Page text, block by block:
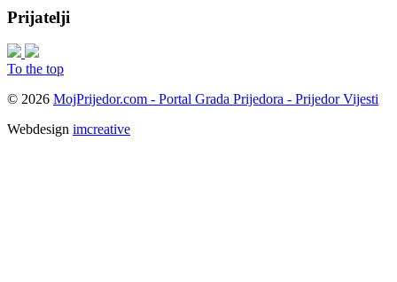
Prijatelji
To the top
© 2026 MojPrijedor.com - Portal Grada Prijedora - Prijedor Vijesti
Webdesign imcreative